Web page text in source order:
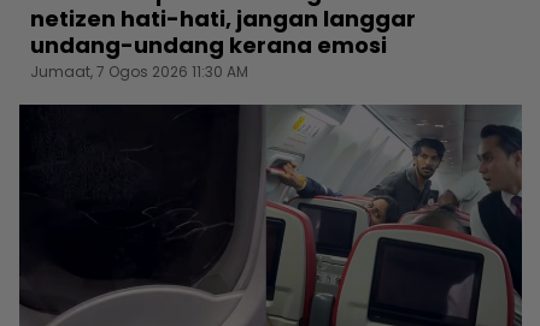
netizen hati-hati, jangan langgar
undang-undang kerana emosi
Jumaat, 7 Ogos 2026 11:30 AM